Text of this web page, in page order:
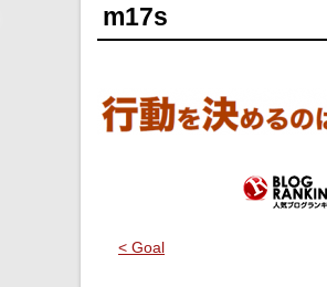
m17s
< Goal